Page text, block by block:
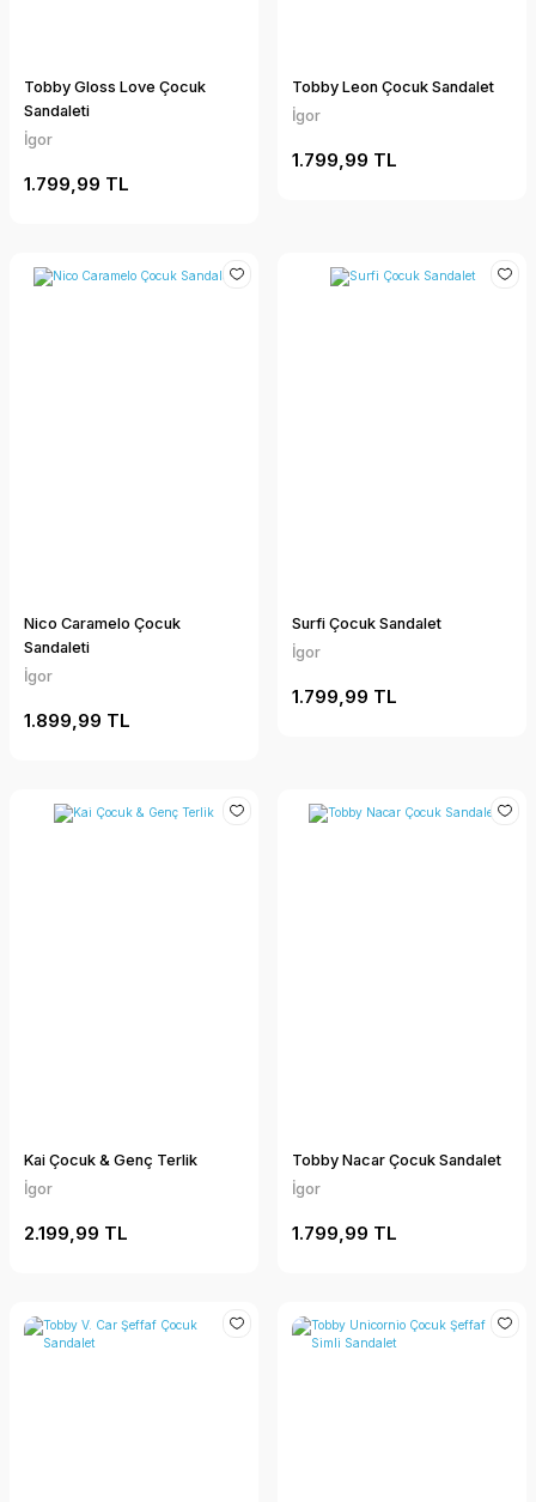
Tobby Gloss Love Çocuk
Sandaleti
İgor
1.799,99 TL
Tobby Leon Çocuk Sandalet
İgor
1.799,99 TL
Nico Caramelo Çocuk
Sandaleti
İgor
1.899,99 TL
Surfi Çocuk Sandalet
İgor
1.799,99 TL
Kai Çocuk & Genç Terlik
İgor
2.199,99 TL
Tobby Nacar Çocuk Sandalet
İgor
1.799,99 TL